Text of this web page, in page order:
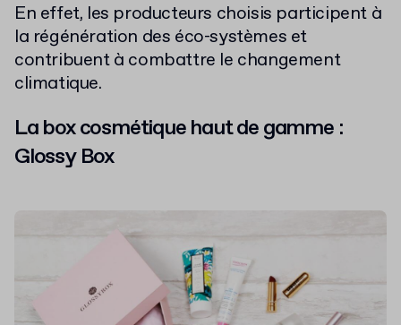
En effet, les producteurs choisis participent à
la régénération des éco-systèmes et
contribuent à combattre le changement
climatique.
La box cosmétique haut de gamme :
Glossy Box